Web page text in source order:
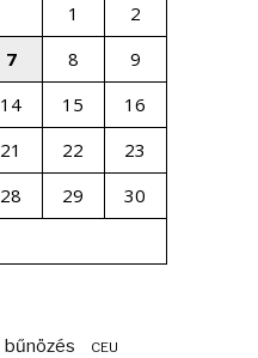
1
2
7 8
9
14 15
16
21 22
23
28 29
30
bűnözés CEU